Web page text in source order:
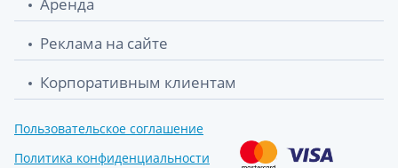
Реклама на сайте
Корпоративным клиентам
Пользовательское соглашение
Политика конфиденциальности